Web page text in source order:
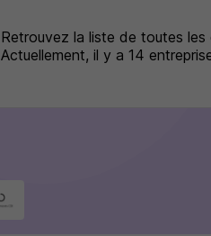
Retrouvez la liste de toutes
Actuellement, il y a 14